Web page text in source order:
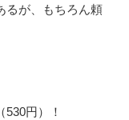
るが、もちろん頼
円）！